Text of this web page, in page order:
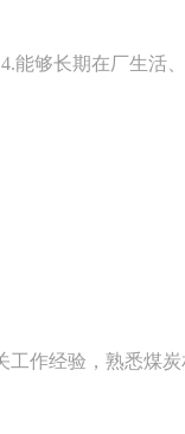
能够长期在厂生活、
作经验，熟悉煤